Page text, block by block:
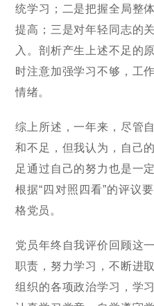
统学习；二是把握全局整
提高；三是对年轻同志的
入。剖析产生上述不足的
时注意加强学习不够，工
情绪。
综上所述，一年来，尽管
和不足，但我认为，自己
足通过自己的努力也是一
根据“四对照四看”的评议
格党员。
党员年终自我评价回顾这
职责，努力学习，不断进
组织的各项政治学习，学